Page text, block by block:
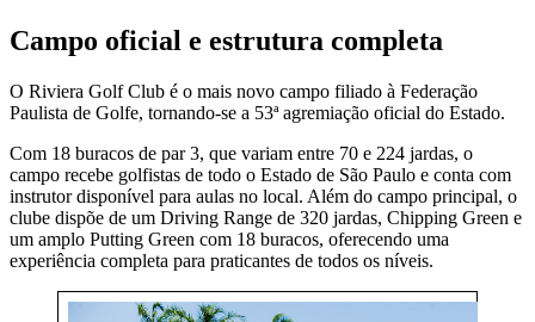
Campo oficial e estrutura completa
O Riviera Golf Club é o mais novo campo filiado à Federação
Paulista de Golfe, tornando-se a 53ª agremiação oficial do Estado.
Com 18 buracos de par 3, que variam entre 70 e 224 jardas, o
campo recebe golfistas de todo o Estado de São Paulo e conta com
instrutor disponível para aulas no local. Além do campo principal, o
clube dispõe de um Driving Range de 320 jardas, Chipping Green e
um amplo Putting Green com 18 buracos, oferecendo uma
experiência completa para praticantes de todos os níveis.